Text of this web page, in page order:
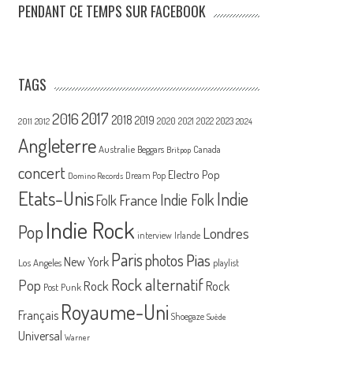
PENDANT CE TEMPS SUR FACEBOOK
TAGS
2011 2012 20162017 2018 2019 2020 2021 2022 2023 2024
Angleterre Australie Beggars Britpop Canada
concert Domino Records Dream Pop Electro Pop
Etats-UnisFolk France Indie FolkIndie
PopIndie Rock interview Irlande Londres
Los Angeles New York Parisphotos Pias playlist
Pop Post Punk Rock Rock alternatif Rock
Français Royaume-Uni Shoegaze Suède
Universal Warner